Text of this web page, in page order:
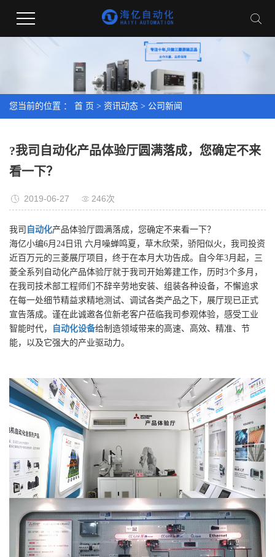
您当前的位置 ： 首 页 > 资讯动态 > 公司新闻
?我司自动化产品体验厅圆满落成，您确定不来
看一下？
2019-06-27 246次
我司 自动化产品体验厅圆满落成，您确定不来看一下？
海亿小编6月24日讯 六月噪蝉鸣夏，草木欣荣，骄阳似火，我司投资
近百万元的三菱展厅项目，终于在本月大功告成。自今年3月起，三
菱全系列自动化产品体验厅就于我司开始筹建工作，历时3个多月，
在我司技术部工程师们不辞辛劳地安装、组装各种设备，不懈追求
在每一处细节精益求精地测试、调试各类产品之下，展厅现已正式
宣告落成。谨在此诚邀各位新老客户莅临我司参观体验，感受工业
智能时代，
自动化设备给制造领域带来的高速、高效、精准、节
能，以及它强大的产业驱动力。